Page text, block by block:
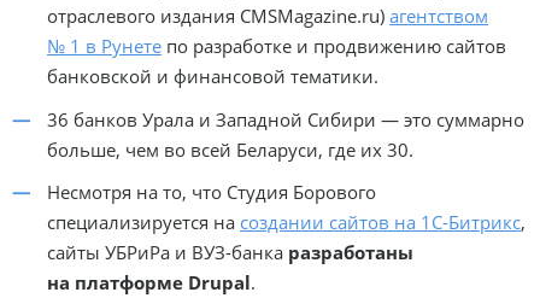
отраслевого издания CMSMagazine.ru) агентством
№ 1 в Рунете по разработке и продвижению сайтов
банковской и финансовой тематики.
36 банков Урала и Западной Сибири — это суммарно
больше, чем во всей Беларуси, где их 30.
Несмотря на то, что Студия Борового
специализируется на создании сайтов на 1С-Битрикс,
сайты УБРиРа и ВУЗ-банка разработаны
на платформе Drupal.